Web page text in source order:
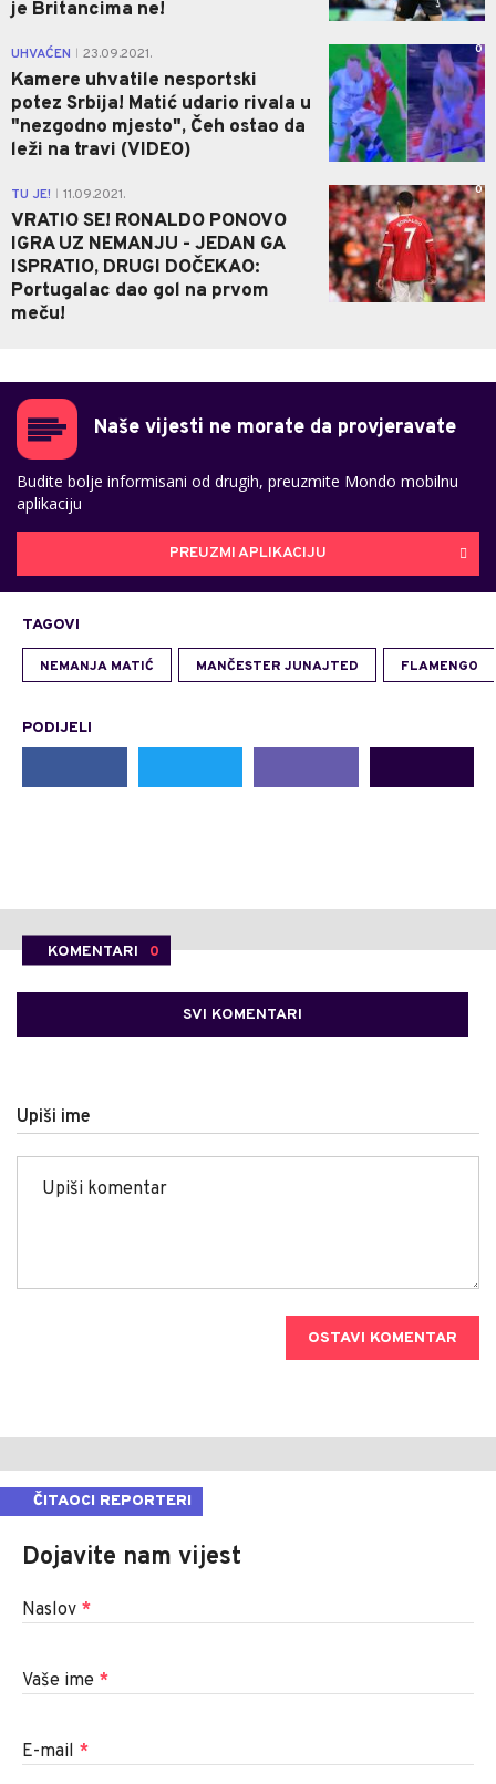
je Britancima ne!
UHVAĆEN 23.09.2021.
Kamere uhvatile nesportski
potez Srbija! Matić udario rivala u
"nezgodno mjesto", Čeh ostao da
leži na travi (VIDEO)
0
TU JE! 11.09.2021.
VRATIO SE! RONALDO PONOVO
IGRA UZ NEMANJU - JEDAN GA
ISPRATIO, DRUGI DOČEKAO:
Portugalac dao gol na prvom
meču!
0
Naše vijesti ne morate da provjeravate
Budite bolje informisani od drugih, preuzmite Mondo mobilnu
aplikaciju
PREUZMI APLIKACIJU
TAGOVI
NEMANJA MATIĆ MANČESTER JUNAJTED FLAMENGO
PODIJELI
KOMENTARI 0
SVI KOMENTARI
Upiši ime
OSTAVI KOMENTAR
ČITAOCI REPORTERI
Dojavite nam vijest
Naslov *
Vaše ime *
E-mail *